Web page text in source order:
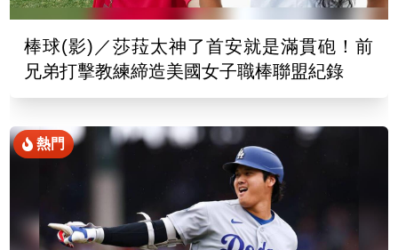
棒球(影)／莎菈太神了首安就是滿貫砲！前
兄弟打擊教練締造美國女子職棒聯盟紀錄
熱門